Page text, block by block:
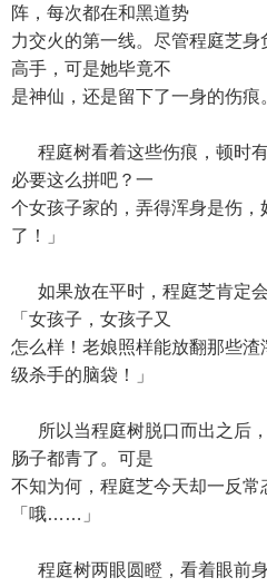
阵，每次都在和黑道势
力交火的第一线。尽管程庭芝
高手，可是她毕竟不
是神仙，还是留下了一身的伤痕
程庭树看着这些伤痕，顿时
必要这么拼吧？一
个女孩子家的，弄得浑身是伤
了！」
如果放在平时，程庭芝肯定会
「女孩子，女孩子又
怎么样！老娘照样能放翻那些
级杀手的脑袋！」
所以当程庭树脱口而出之后，
肠子都青了。可是
不知为何，程庭芝今天却一反常
「哦……」
程庭树两眼圆瞪，看着眼前身